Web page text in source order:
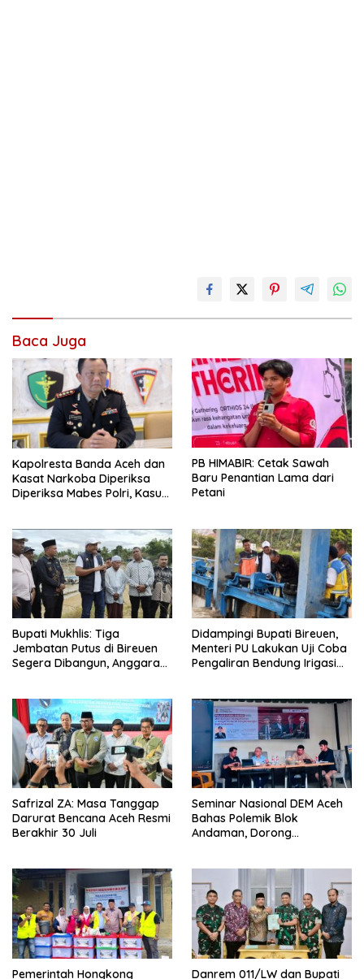
Baca Juga
Kapolresta Banda Aceh dan
Kasat Narkoba Diperiksa
Diperiksa Mabes Polri, Kasus
PB HIMABIR: Cetak Sawah
Baru Penantian Lama dari
Petani
Bupati Mukhlis: Tiga
Jembatan Putus di Bireuen
Segera Dibangun, Anggaran
Didampingi Bupati Bireuen,
Menteri PU Lakukan Uji Coba
Pengaliran Bendung Irigasi
Safrizal ZA: Masa Tanggap
Darurat Bencana Aceh Resmi
Berakhir 30 Juli
Seminar Nasional DEM Aceh
Bahas Polemik Blok
Andaman, Dorong
Pemerintah Hongkong
Danrem 011/LW dan Bupati